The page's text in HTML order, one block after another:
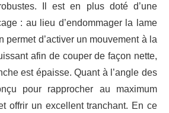
Il est en plus doté d’une
: au lieu d’endommager la lame
permet d’activer un mouvement à la
afin de couper de façon nette,
est épaisse. Quant à l’angle des
pour rapprocher au maximum
offrir un excellent tranchant. En ce